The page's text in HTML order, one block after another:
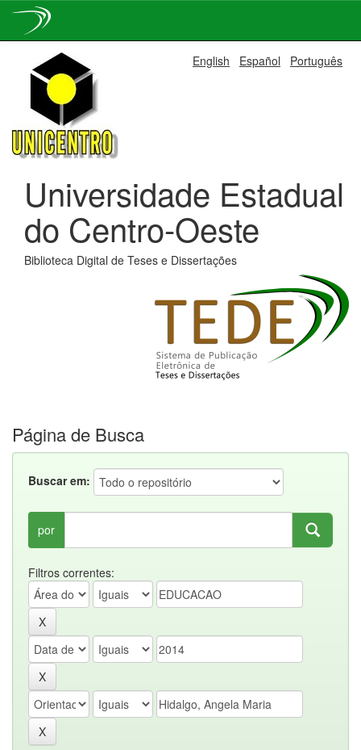
navigation
English Español Português
Universidade Estadual
do Centro-Oeste
Biblioteca Digital de Teses e Dissertações
Página de Busca
Buscar em:
por
Filtros correntes: